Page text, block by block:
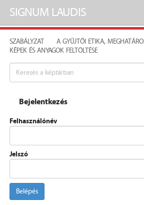
SIGNUM LAUDIS
SZABÁLYZAT
A GYŰJTŐI ETIKA,
KÉPEK ÉS ANYAGOK FELTÖLTÉSE
Bejelentkezés
Felhasználónév
Jelszó
Belépés